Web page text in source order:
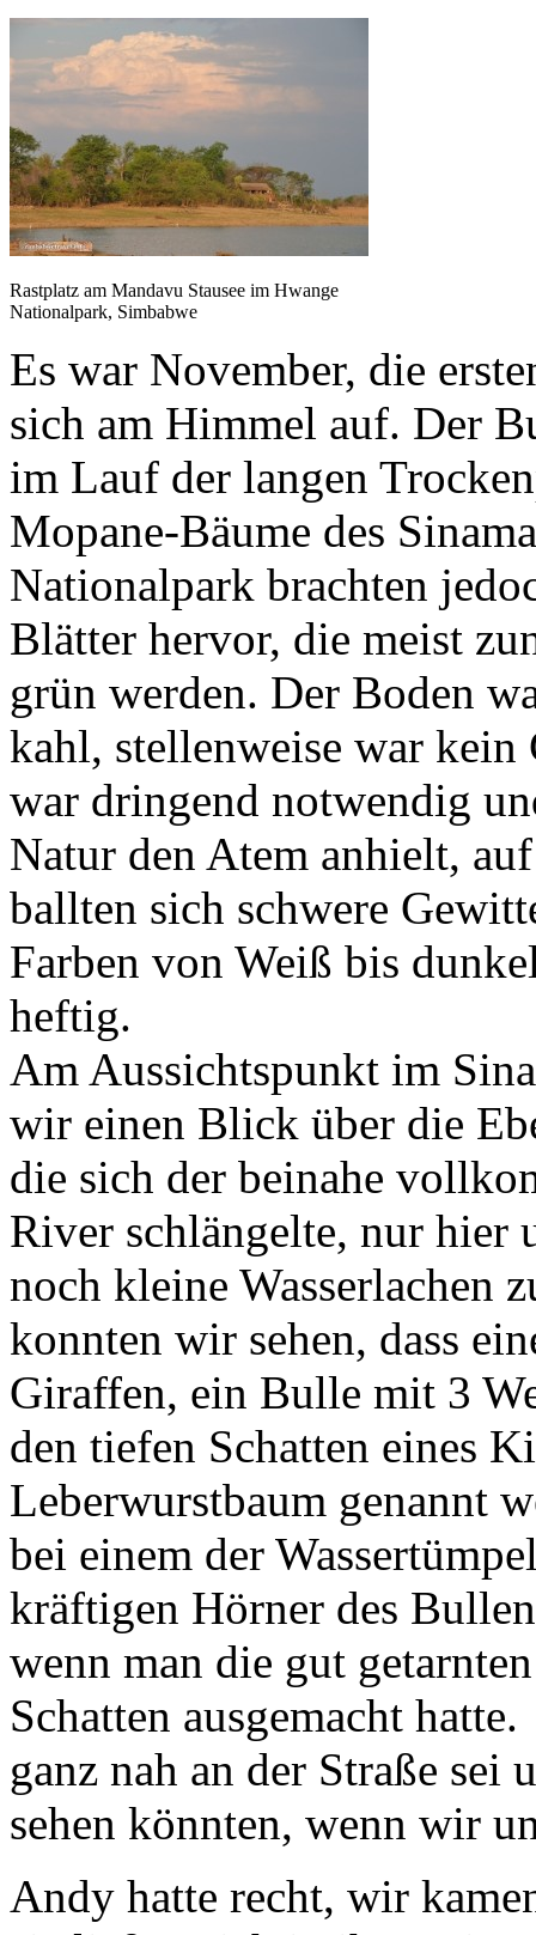
Rastplatz am Mandavu Stausee im Hwange
Nationalpark, Simbabwe
Es war November, die
sich am Himmel auf. Der
im Lauf der langen
Mopane-Bäume des
Nationalpark brachten
Blätter hervor, die meist
grün werden. Der Boden
kahl, stellenweise war kein
war dringend notwendig
Natur den Atem anhielt,
ballten sich schwere
Farben von Weiß bis
heftig.
Am Aussichtspunkt im
wir einen Blick über die
die sich der beinahe
River schlängelte, nur hier
noch kleine Wasserlachen
konnten wir sehen, dass
Giraffen, ein Bulle mit 3
den tiefen Schatten eines
Leberwurstbaum genannt
bei einem der
kräftigen Hörner des
wenn man die gut
Schatten ausgemacht
ganz nah an der Straße
sehen könnten, wenn wir
Andy hatte recht, wir